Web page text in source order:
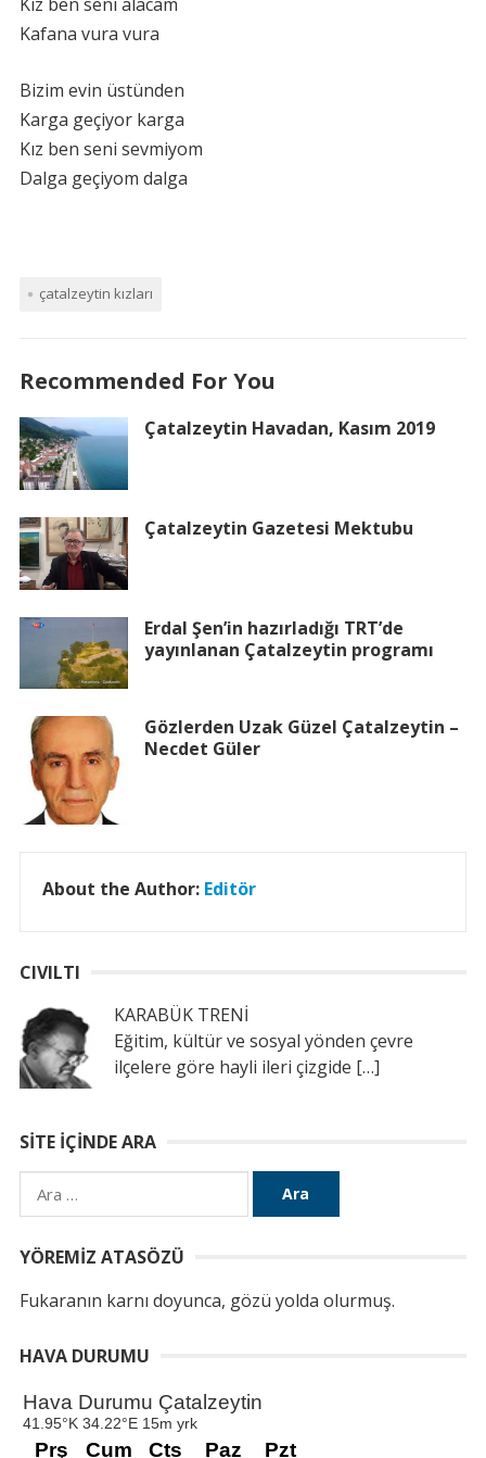
Kafana vura vura
Bizim evin üstünden
Karga geçiyor karga
Kız ben seni sevmiyom
Dalga geçiyom dalga
çatalzeytin kızları
Recommended For You
Çatalzeytin Havadan, Kasım 2019
Çatalzeytin Gazetesi Mektubu
Erdal Şen’in hazırladığı TRT’de
yayınlanan Çatalzeytin programı
Gözlerden Uzak Güzel Çatalzeytin –
Necdet Güler
About the Author: Editör
CIVILTI
KARABÜK TRENİ
Eğitim, kültür ve sosyal yönden çevre
ilçelere göre hayli ileri çizgide […]
SITE İÇINDE ARA
Arama:
YÖREMIZ ATASÖZÜ
Fukaranın karnı doyunca, gözü yolda olurmuş.
HAVA DURUMU